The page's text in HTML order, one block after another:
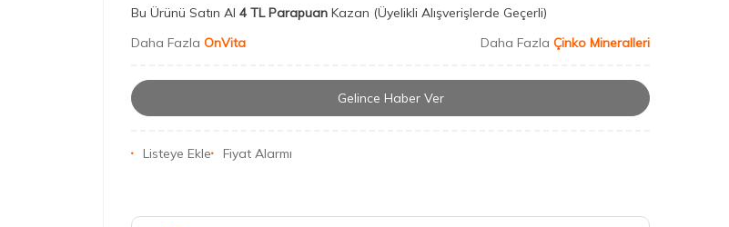
Bu Ürünü Satın Al 4 TL Parapuan Kazan (Üyelikli Alışverişlerde Geçerli)
Daha Fazla OnVita Daha Fazla Çinko Mineralleri
Gelince Haber Ver
Listeye Ekle Fiyat Alarmı